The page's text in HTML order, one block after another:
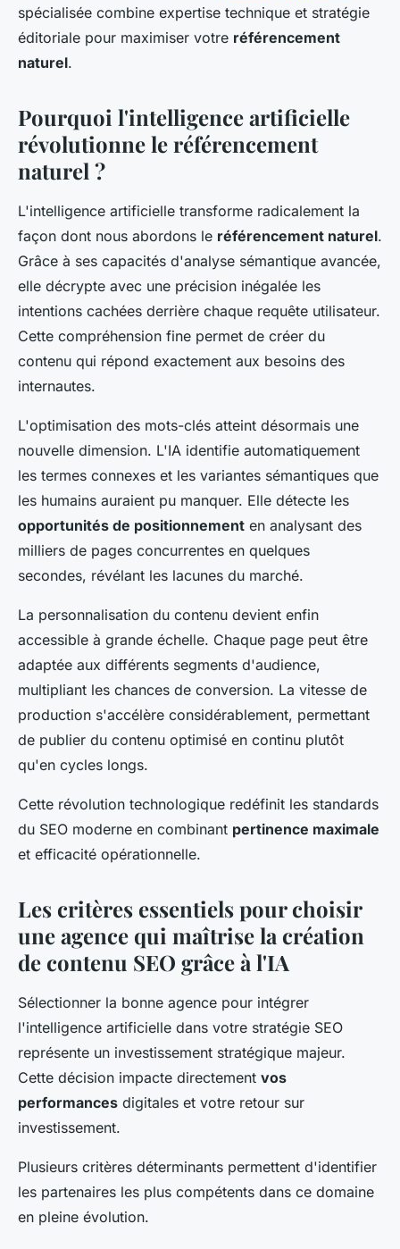
spécialisée combine expertise technique et stratégie
éditoriale pour maximiser votre référencement
naturel.
Pourquoi l'intelligence artificielle
révolutionne le référencement
naturel ?
L'intelligence artificielle transforme radicalement la
façon dont nous abordons le référencement naturel.
Grâce à ses capacités d'analyse sémantique avancée,
elle décrypte avec une précision inégalée les
intentions cachées derrière chaque requête utilisateur.
Cette compréhension fine permet de créer du
contenu qui répond exactement aux besoins des
internautes.
L'optimisation des mots-clés atteint désormais une
nouvelle dimension. L'IA identifie automatiquement
les termes connexes et les variantes sémantiques que
les humains auraient pu manquer. Elle détecte les
opportunités de positionnement en analysant des
milliers de pages concurrentes en quelques
secondes, révélant les lacunes du marché.
La personnalisation du contenu devient enfin
accessible à grande échelle. Chaque page peut être
adaptée aux différents segments d'audience,
multipliant les chances de conversion. La vitesse de
production s'accélère considérablement, permettant
de publier du contenu optimisé en continu plutôt
qu'en cycles longs.
Cette révolution technologique redéfinit les standards
du SEO moderne en combinant pertinence maximale
et efficacité opérationnelle.
Les critères essentiels pour choisir
une agence qui maîtrise la création
de contenu SEO grâce à l'IA
Sélectionner la bonne agence pour intégrer
l'intelligence artificielle dans votre stratégie SEO
représente un investissement stratégique majeur.
Cette décision impacte directement vos
performances digitales et votre retour sur
investissement.
Plusieurs critères déterminants permettent d'identifier
les partenaires les plus compétents dans ce domaine
en pleine évolution.